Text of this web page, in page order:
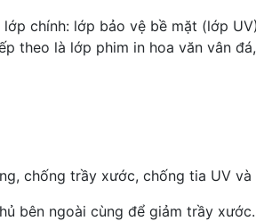
chính: lớp bảo vệ bề mặt (lớp
theo là lớp phim in hoa văn vân
chống trầy xước, chống tia UV và
bên ngoài cùng để giảm trầy xước.